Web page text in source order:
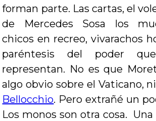
forman parte. Las cartas, el
de Mercedes Sosa los
chicos en recreo, vivarachos
paréntesis del poder
representan. No es que
algo obvio sobre el Vaticano,
Bellocchio. Pero extrañé un
Los monos son otra cosa.